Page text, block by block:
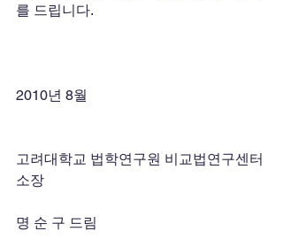
를 드립니다.
2010년 8월
고려대학교 법학연구원 비교법연구센터
소장
명 순 구 드림